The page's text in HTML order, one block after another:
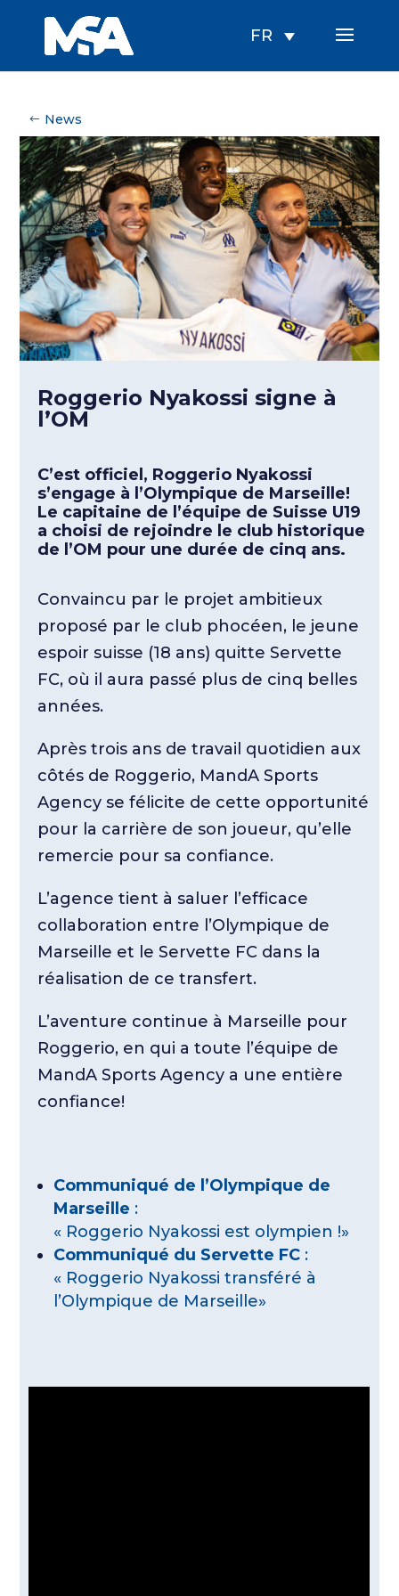
FR
News
Roggerio Nyakossi signe à
l’OM
C’est officiel, Roggerio Nyakossi
s’engage à l’Olympique de Marseille!
Le capitaine de l’équipe de Suisse U19
a choisi de rejoindre le club historique
de l’OM pour une durée de cinq ans.
Convaincu par le projet ambitieux
proposé par le club phocéen, le jeune
espoir suisse (18 ans) quitte Servette
FC, où il aura passé plus de cinq belles
années.
Après trois ans de travail quotidien aux
côtés de Roggerio, MandA Sports
Agency se félicite de cette opportunité
pour la carrière de son joueur, qu’elle
remercie pour sa confiance.
L’agence tient à saluer l’efficace
collaboration entre l’Olympique de
Marseille et le Servette FC dans la
réalisation de ce transfert.
L’aventure continue à Marseille pour
Roggerio, en qui a toute l’équipe de
MandA Sports Agency a une entière
confiance!
Communiqué de l’Olympique de
Marseille :
« Roggerio Nyakossi est olympien !»
Communiqué du Servette FC :
« Roggerio Nyakossi transféré à
l’Olympique de Marseille»